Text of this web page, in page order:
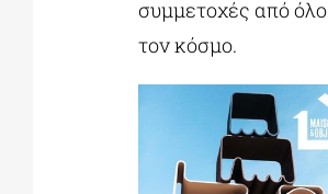
συμμετοχές από όλο
τον κόσμο.